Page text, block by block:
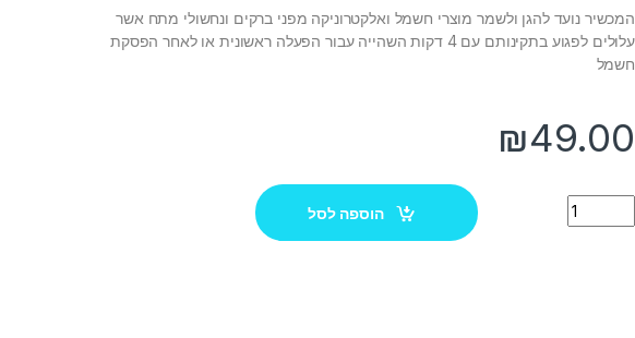
המכשיר נועד להגן ולשמר מוצרי חשמל ואלקטרוניקה מפני ברקים ונחשולי מתח אשר
עלולים לפגוע בתקינותם עם 4 דקות השהייה עבור הפעלה ראשונית או לאחר הפסקת
חשמל
₪49.00
Quantity
הוספה לסל